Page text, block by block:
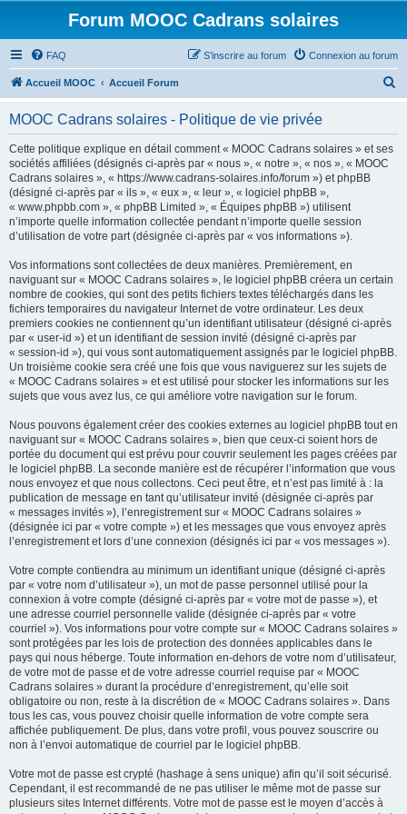
Forum MOOC Cadrans solaires
FAQ Connexion au forum
S’inscrire au forum
Accueil MOOC Accueil Forum
MOOC Cadrans solaires - Politique de vie privée
Cette politique explique en détail comment « MOOC Cadrans solaires » et ses
sociétés affiliées (désignés ci-après par « nous », « notre », « nos », « MOOC
Cadrans solaires », « https://www.cadrans-solaires.info/forum ») et phpBB
(désigné ci-après par « ils », « eux », « leur », « logiciel phpBB »,
« www.phpbb.com », « phpBB Limited », « Équipes phpBB ») utilisent
n’importe quelle information collectée pendant n’importe quelle session
d’utilisation de votre part (désignée ci-après par « vos informations »).
Vos informations sont collectées de deux manières. Premièrement, en
naviguant sur « MOOC Cadrans solaires », le logiciel phpBB créera un certain
nombre de cookies, qui sont des petits fichiers textes téléchargés dans les
fichiers temporaires du navigateur Internet de votre ordinateur. Les deux
premiers cookies ne contiennent qu’un identifiant utilisateur (désigné ci-après
par « user-id ») et un identifiant de session invité (désigné ci-après par
« session-id »), qui vous sont automatiquement assignés par le logiciel phpBB.
Un troisième cookie sera créé une fois que vous naviguerez sur les sujets de
« MOOC Cadrans solaires » et est utilisé pour stocker les informations sur les
sujets que vous avez lus, ce qui améliore votre navigation sur le forum.
Nous pouvons également créer des cookies externes au logiciel phpBB tout en
naviguant sur « MOOC Cadrans solaires », bien que ceux-ci soient hors de
portée du document qui est prévu pour couvrir seulement les pages créées par
le logiciel phpBB. La seconde manière est de récupérer l’information que vous
nous envoyez et que nous collectons. Ceci peut être, et n’est pas limité à : la
publication de message en tant qu’utilisateur invité (désignée ci-après par
« messages invités »), l’enregistrement sur « MOOC Cadrans solaires »
(désignée ici par « votre compte ») et les messages que vous envoyez après
l’enregistrement et lors d’une connexion (désignés ici par « vos messages »).
Votre compte contiendra au minimum un identifiant unique (désigné ci-après
par « votre nom d’utilisateur »), un mot de passe personnel utilisé pour la
connexion à votre compte (désigné ci-après par « votre mot de passe »), et
une adresse courriel personnelle valide (désignée ci-après par « votre
courriel »). Vos informations pour votre compte sur « MOOC Cadrans solaires »
sont protégées par les lois de protection des données applicables dans le
pays qui nous héberge. Toute information en-dehors de votre nom d’utilisateur,
de votre mot de passe et de votre adresse courriel requise par « MOOC
Cadrans solaires » durant la procédure d’enregistrement, qu’elle soit
obligatoire ou non, reste à la discrétion de « MOOC Cadrans solaires ». Dans
tous les cas, vous pouvez choisir quelle information de votre compte sera
affichée publiquement. De plus, dans votre profil, vous pouvez souscrire ou
non à l’envoi automatique de courriel par le logiciel phpBB.
Votre mot de passe est crypté (hashage à sens unique) afin qu’il soit sécurisé.
Cependant, il est recommandé de ne pas utiliser le même mot de passe sur
plusieurs sites Internet différents. Votre mot de passe est le moyen d’accès à